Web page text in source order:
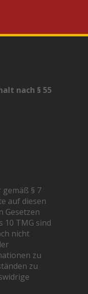
nach § 55
§ 7
auf diesen
Gesetzen
10 TMG sind
nicht
zu
zu